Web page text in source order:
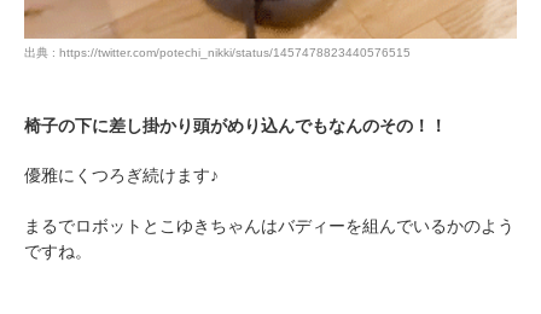
出典 : https://twitter.com/potechi_nikki/status/1457478823440576515
椅子の下に差し掛かり頭がめり込んでもなんのその！！
優雅にくつろぎ続けます♪
まるでロボットとこゆきちゃんはバディーを組んでいるかのよう
ですね。